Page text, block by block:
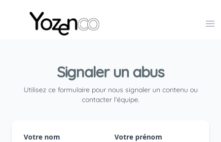
Yozenco - Organisateur de Salons, Evénements et
Signaler un abus
Utilisez ce formulaire pour nous signaler un contenu ou
contacter l'équipe.
Votre nom Votre prénom